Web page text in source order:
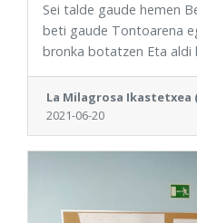
Sei talde gaude hemen
beti gaude Tontoarena
bronka botatzen Eta aldi
La Milagrosa Ikastetxea
2021-06-20